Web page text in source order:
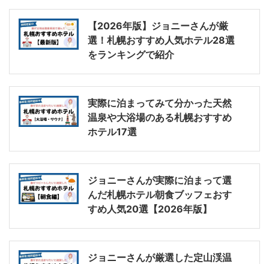
【2026年版】ジョニーさんが厳
選！札幌おすすめ人気ホテル28選
をランキングで紹介
実際に泊まってみて分かった天然
温泉や大浴場のある札幌おすすめ
ホテル17選
ジョニーさんが実際に泊まって選
んだ札幌ホテル朝食ブッフェおす
すめ人気20選【2026年版】
ジョニーさんが厳選した定山渓温